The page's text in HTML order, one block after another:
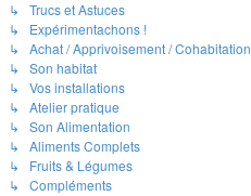
↳ Trucs et Astuces
↳ Expérimentachons !
↳ Achat / Apprivoisement / Cohabitation
↳ Son habitat
↳ Vos installations
↳ Atelier pratique
↳ Son Alimentation
↳ Aliments Complets
↳ Fruits & Légumes
↳ Compléments